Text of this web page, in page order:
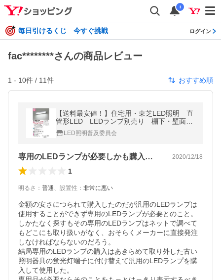
i
毎日引けるくじ 今すぐ挑戦 ログイン
fac********さんの商品レビュー
1 - 10件 / 11件 おすすめ順
【送料最安値！】住宅用・東芝LED照明 直
管形LED LEDランプ別売り 棚下・壁面兼
用タイプ プルスイッチ付 流し元灯 キッ
チンライト LEDB83134
LED照明普及委員会
専用のLEDランプが必要しかも購入が困難 2020/12/18
1
明るさ ： 普通、 設置性 ： 非常に悪い
金額の安さにつられて購入したのだが汎用のLEDランプは
使用することができず専用のLEDランプが必要とのこと。
しかたなく探すもその専用のLEDランプはネットで調べて
もどこにも取り扱いがなく、おそらくメーカーに直接発注
しなければならないのだろう。
結局専用のLEDランプの購入はあきらめて取り外した古い
照明器具の蛍光灯端子に付け替えて汎用のLEDランプを購
入して使用した。